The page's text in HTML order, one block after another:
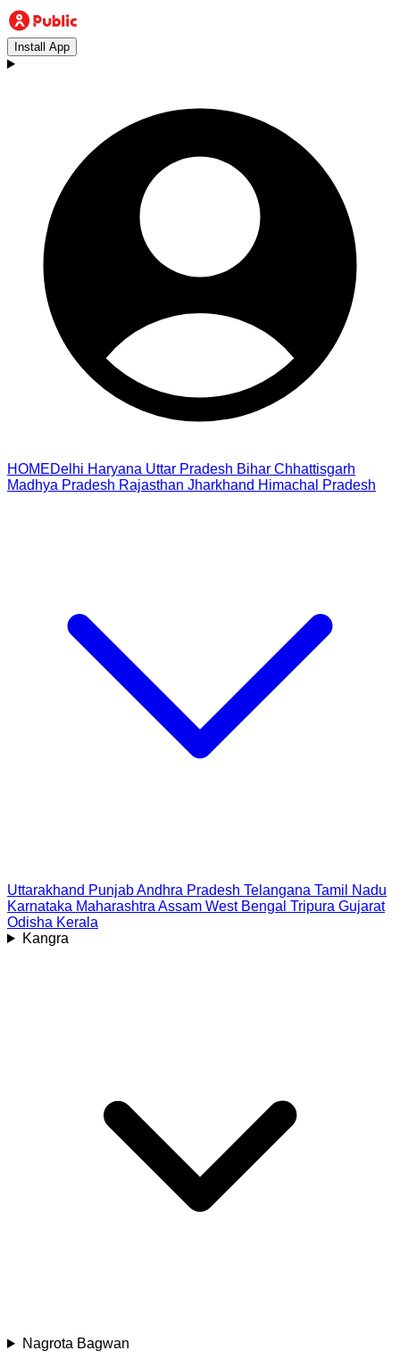
Install App
HOMEDelhi Haryana Uttar Pradesh Bihar Chhattisgarh
Madhya Pradesh Rajasthan Jharkhand Himachal Pradesh
Uttarakhand PunjabAndhra Pradesh Telangana Tamil Nadu
Karnataka Maharashtra Assam West Bengal Tripura Gujarat
Odisha Kerala
Kangra
Nagrota Bagwan